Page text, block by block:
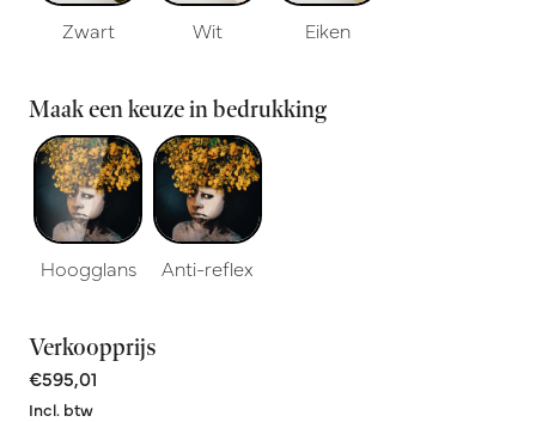
Zwart Wit Eiken
Maak een keuze in bedrukking
Hoogglans Anti-reflex
Verkoopprijs
€595,01
Incl. btw